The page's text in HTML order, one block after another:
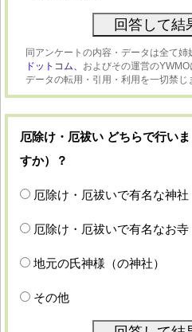
同アンケートの内容・データは全て姉
ドットコム、 およびその運営の
データの転用・引用・利用を一切禁じ
厄除け・厄祓い どちらで行い
すか）？
厄除け・厄祓いで有名な神社
厄除け・厄祓いで有名なお寺
地元の氏神様（の神社）
その他